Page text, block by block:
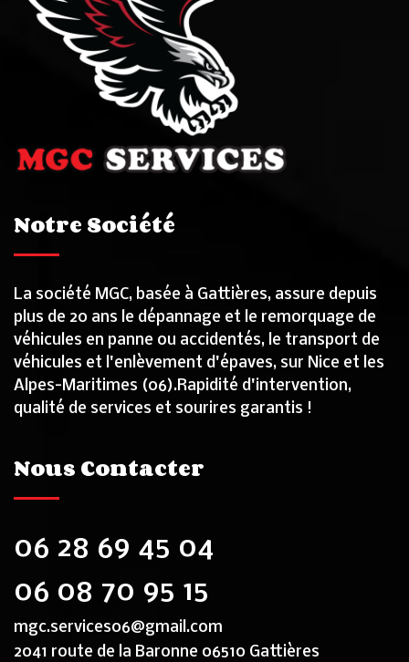
Notre Société
La société MGC, basée à Gattières, assure depuis
plus de 20 ans le dépannage et le remorquage de
véhicules en panne ou accidentés, le transport de
véhicules et l'enlèvement d'épaves, sur Nice et les
Alpes-Maritimes (06).Rapidité d'intervention,
qualité de services et sourires garantis !
Nous Contacter
06 28 69 45 04
06 08 70 95 15
mgc.services06@gmail.com
2041 route de la Baronne 06510 Gattières